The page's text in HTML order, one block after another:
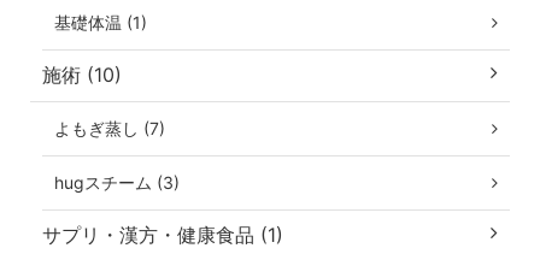
基礎体温 (1)
施術 (10)
よもぎ蒸し (7)
hugスチーム (3)
サプリ・漢方・健康食品 (1)